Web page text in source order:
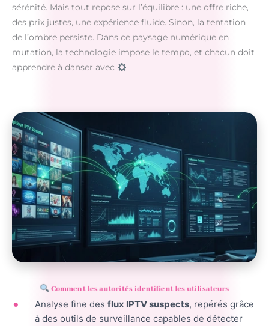
sérénité. Mais tout repose sur l’équilibre : une offre riche,
des prix justes, une expérience fluide. Sinon, la tentation
de l’ombre persiste. Dans ce paysage numérique en
mutation, la technologie impose le tempo, et chacun doit
apprendre à danser avec
Comment les autorités identifient les utilisateurs
Analyse fine des flux IPTV suspects, repérés grâce
à des outils de surveillance capables de détecter